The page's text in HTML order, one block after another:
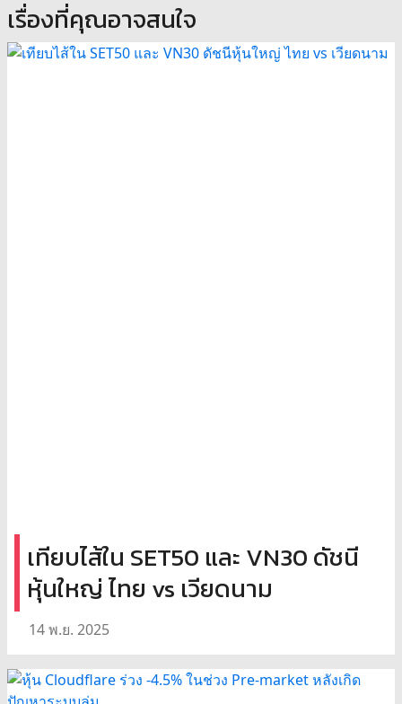
เรื่องที่คุณอาจสนใจ
เทียบไส้ใน SET50 และ VN30 ดัชนี
หุ้นใหญ่ ไทย vs เวียดนาม
14 พ.ย. 2025